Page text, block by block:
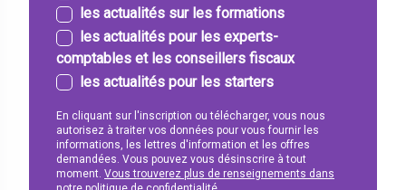
les actualités sur les formations
les actualités pour les experts-
comptables et les conseillers fiscaux
les actualités pour les starters
En cliquant sur l'inscription ou télécharger, vous nous
autorisez à traiter vos données pour vous fournir les
informations, les lettres d'information et les offres
demandées. Vous pouvez vous désinscrire à tout
moment. Vous trouverez plus de renseignements dans